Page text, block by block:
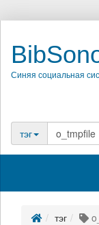
Синяя социальная
тэг
тэг